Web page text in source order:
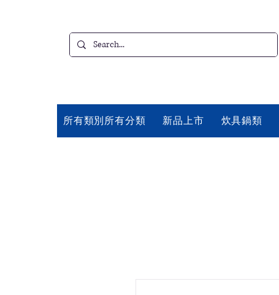
所有類別所有分類 新品上市 炊具鍋類